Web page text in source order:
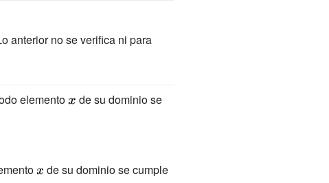
anterior no se verifica ni para
elemento{\displaystyle
de su dominio se
{\displaystyle
de su dominio se cumple